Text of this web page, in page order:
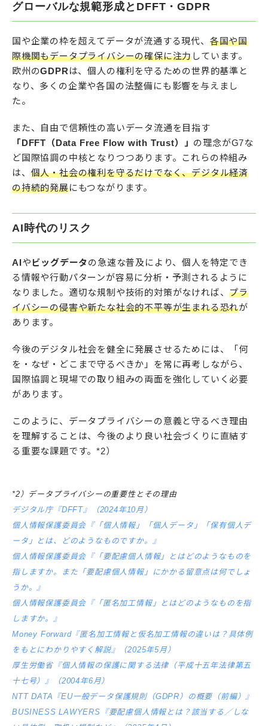
グローバルな規範形成とDFFT・GDPR
国や企業の枠を超えてデータが流通する現代、 各国や国
際機関もデータプライバシーの確保に注力しています。
欧州のGDPR は、個人の権利を守るための世界的基準と
なり、多くの企業や各国の法整備にも影響を与えまし
た。
また、自由で信頼性の高いデータ流通を目指す
「DFFT（Data Free Flow with Trust）」 の理念がG7な
ど国際協調の中核となりつつあります。これらの枠組み
は、 個人・社会の権利を守るだけでなく、デジタル経済
の持続的発展にもつながります。
AI時代のリスク
AIやビッグデータの急速な普及により、個人を特定でき
る情報や行動パターンが容易に分析・予測されるように
なりました。適切な規制や技術的対策がなければ、プラ
イバシーの侵害や新たな社会的不平等が生まれる恐れが
あります。
今後のデジタル社会を健全に発展させるためには、「何
を・なぜ・どこまで守るべきか」を常に再考しながら、
国際協調と現場での取り組みの両面を強化していく必要
があります。
このように、データプライバシーの意義と守るべき理由
を理解することは、今後のより良い社会づくりに直結す
る重要な課題です。*2）
*2）データプライバシーの重要性とその理由
デジタル庁『DFFT』（2024年10月）
個人情報保護委員会『「個人情報」「個人データ」「保有個人デ
ータ」とは、どのようなものですか。』
個人情報保護委員会『「要配慮個人情報」とはどのようなものを
指しますか。また「要配慮個人情報」にかかる留意点は何でしょ
うか。』
個人情報保護委員会『「匿名加工情報」とはどのようなものを指
しますか。』
Money Forward『匿名加工情報と仮名加工情報の違いは？具体例
をもとにわかりやすく解説』（2025年5月）
厚生労働省『個人情報の保護に関する法律（平成十五年法律第五
十七号）』（2004年6月）
NTT DATA『EU一般データ保護規則（GDPR）の概要（前編）』
BUSINESS LAWYERS『要配慮個人情報とは？該当する／しな